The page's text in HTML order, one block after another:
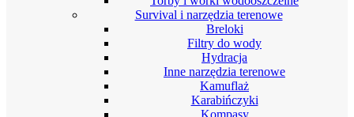
Survival i narzędzia terenowe
Breloki
Filtry do wody
Hydracja
Inne narzędzia terenowe
Kamuflaż
Karabińczyki
Kompasy